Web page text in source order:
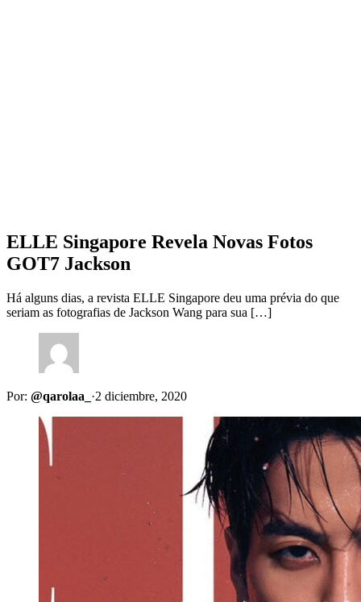
ELLE Singapore Revela Novas Fotos
GOT7 Jackson
Há alguns dias, a revista ELLE Singapore deu uma prévia do que
seriam as fotografias de Jackson Wang para sua […]
Por: @qarolaa_ ·2 diciembre, 2020